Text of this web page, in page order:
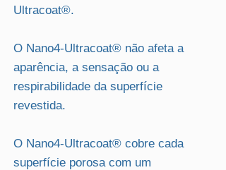
Ultracoat®.
O Nano4-Ultracoat® não afeta a
aparência, a sensação ou a
respirabilidade da superfície
revestida.
O Nano4-Ultracoat® cobre cada
superfície porosa com um